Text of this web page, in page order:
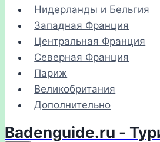
Нидерланды и Бельгия
Западная Франция
Центральная Франция
Северная Франция
Париж
Великобритания
Дополнительно
Badenguide.ru -